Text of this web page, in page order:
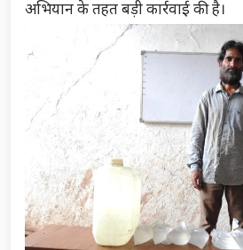
अभियान के तहत बड़ी कार्रवाई की है।